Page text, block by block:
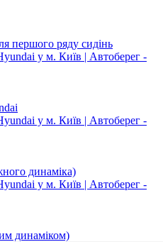
першого ряду сидінь
динаміка)
динаміком)